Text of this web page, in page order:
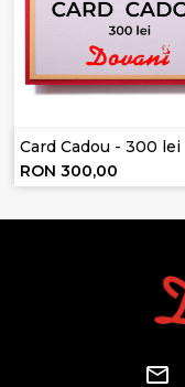
Card Cadou - 300 lei
RON 300,00